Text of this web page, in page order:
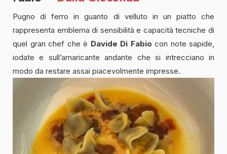
Pugno di ferro in guanto di velluto in un piatto che
rappresenta emblema di sensibilità e capacità tecniche di
quel gran chef che è Davide Di Fabio con note sapide,
iodate e sull’amaricante andante che si intrecciano in
modo da restare assai piacevolmente impresse.